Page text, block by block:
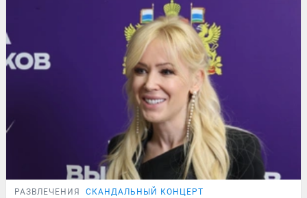
РАЗВЛЕЧЕНИЯ СКАНДАЛЬНЫЙ КОНЦЕРТ